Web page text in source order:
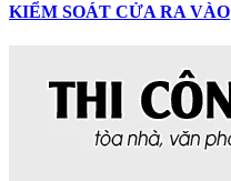
KIỂM SOÁT CỬA RA VÀO